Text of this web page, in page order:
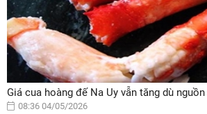
Giá cua hoàng đế Na Uy vẫn tăng dù
08:36 04/05/2026